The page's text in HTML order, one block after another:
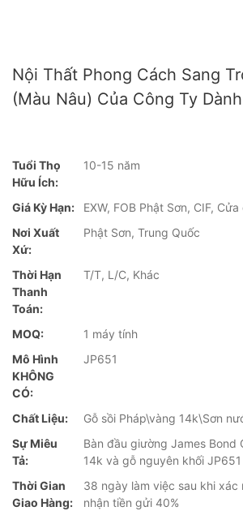
Nội Thất Phong Cách Sang
(màu Nâu) Của Công Ty
Tuổi Thọ
Hữu Ích:
10-15 năm
Giá Kỳ Hạn:
EXW, FOB Phật Sơn, CIF,
Nơi Xuất
Xứ:
Phật Sơn, Trung Quốc
Thời Hạn
Thanh
Toán:
T/T, L/C, Khác
MOQ:
1 máy tính
Mô Hình
KHÔNG
CÓ:
JP651
Chất Liệu:
Gỗ sồi Pháp\vàng 14k\Sơn
Sự Miêu
Tả:
Bàn đầu giường James Bond
14k và gỗ nguyên khối JP651
Thời Gian
Giao Hàng:
38 ngày làm việc sau khi xác
nhận tiền gửi 40%